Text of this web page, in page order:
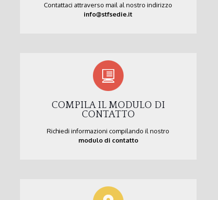
Contattaci attraverso mail al nostro indirizzo
info@stfsedie.it
COMPILA IL MODULO DI
CONTATTO
Richiedi informazioni compilando il nostro
modulo di contatto